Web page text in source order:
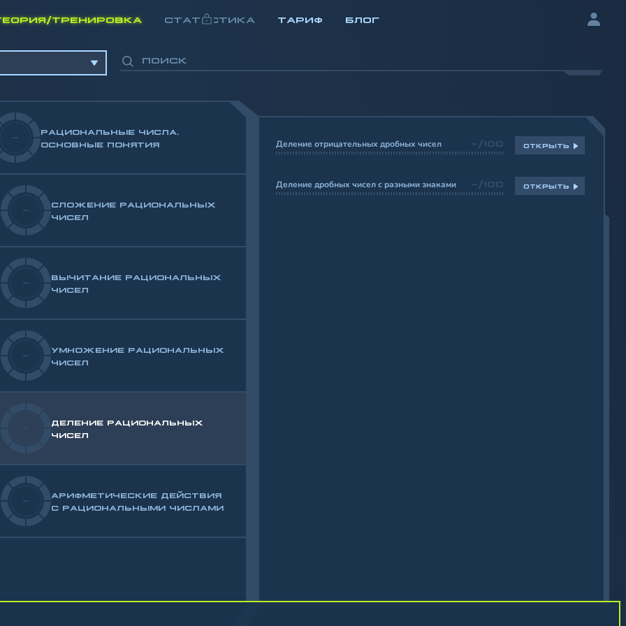
ТРЕНИРОВКА СТАТИСТИКА ТАРИФ БЛОГ
-
РАЦИОНАЛЬНЫЕ ЧИСЛА.
ОСНОВНЫЕ ПОНЯТИЯ
-
СЛОЖЕНИЕ РАЦИОНАЛЬНЫХ
ЧИСЕЛ
-
ВЫЧИТАНИЕ РАЦИОНАЛЬНЫХ
ЧИСЕЛ
-
УМНОЖЕНИЕ РАЦИОНАЛЬНЫХ
ЧИСЕЛ
ДЕЛЕНИЕ РАЦИОНАЛЬНЫХ
ЧИСЕЛ
-
АРИФМЕТИЧЕСКИЕ ДЕЙСТВИЯ
С РАЦИОНАЛЬНЫМИ ЧИСЛАМИ
Деление отрицательных дробных чисел -/100 ОТКРЫТЬ
Деление дробных чисел с разными знаками -/100 ОТКРЫТЬ